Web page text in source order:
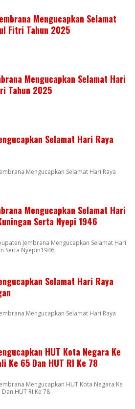
Mengucapkan Selamat
Fitri Tahun 2025
Mengucapkan Selamat Hari
Tahun 2025
Selamat Hari Raya
Mengucapkan Selamat Hari Raya
Mengucapkan Selamat Hari
Serta Nyepi 1946
Jembrana Mengucapkan Selamat Hari
Serta Nyepin1946
Selamat Hari Raya
Mengucapkan Selamat Hari Raya
HUT Kota Negara Ke
Ke 65 Dan HUT RI Ke 78
Mengucapkan HUT Kota Negara Ke
HUT RI Ke 78